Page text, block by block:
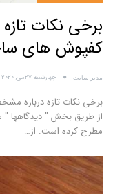
برخی نکات
کفپوش های
مدیر سایت چهارشنبه 27می, 2020
برخی نکات تازه درباره
از طریق بخش " دیدگاهها "
مطرح کرده است. از…